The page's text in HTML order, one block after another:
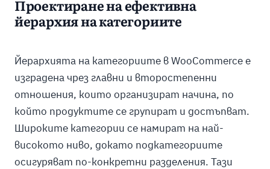
Проектиране на ефективна
йерархия на категориите
Йерархията на категориите в WooCommerce е
изградена чрез главни и второстепенни
отношения, които организират начина, по
който продуктите се групират и достъпват.
Широките категории се намират на най-
високото ниво, докато подкатегориите
осигуряват по-конкретни разделения. Тази